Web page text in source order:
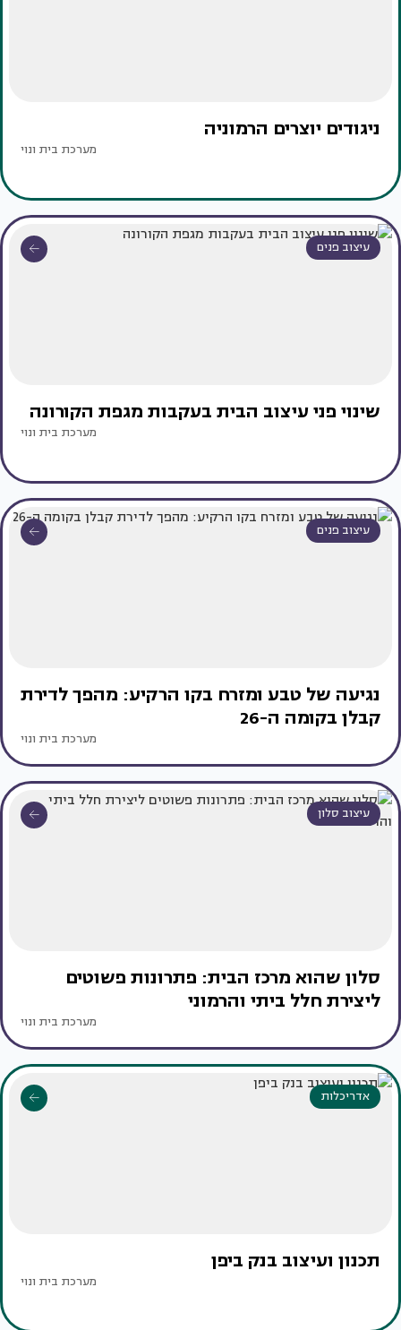
ניגודים יוצרים הרמוניה
מערכת בית ונוי
עיצוב פנים
שינוי פני עיצוב הבית בעקבות מגפת הקורונה
מערכת בית ונוי
עיצוב פנים
נגיעה של טבע ומזרח בקו הרקיע: מהפך לדירת
קבלן בקומה ה-26
מערכת בית ונוי
עיצוב סלון
סלון שהוא מרכז הבית: פתרונות פשוטים
ליצירת חלל ביתי והרמוני
מערכת בית ונוי
אדריכלות
תכנון ועיצוב בנק ביפן
מערכת בית ונוי